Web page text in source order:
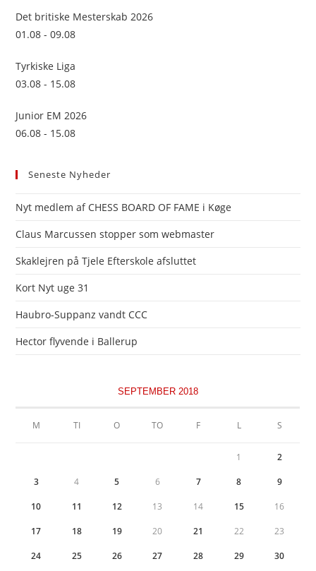
Det britiske Mesterskab 2026
01.08 - 09.08
Tyrkiske Liga
03.08 - 15.08
Junior EM 2026
06.08 - 15.08
Seneste Nyheder
Nyt medlem af CHESS BOARD OF FAME i Køge
Claus Marcussen stopper som webmaster
Skaklejren på Tjele Efterskole afsluttet
Kort Nyt uge 31
Haubro-Suppanz vandt CCC
Hector flyvende i Ballerup
SEPTEMBER 2018
M TI O TO F L S
1 2
3 4 5 6 7 8 9
10 11 12 13 14 15 16
17 18 19 20 21 22 23
24 25 26 27 28 29 30